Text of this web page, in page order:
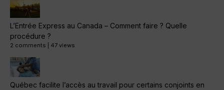
L’Entrée Express au Canada – Comment faire ? Quelle
procédure ?
2 comments 47 views
Québec facilite l’accès au travail pour certains conjoints en